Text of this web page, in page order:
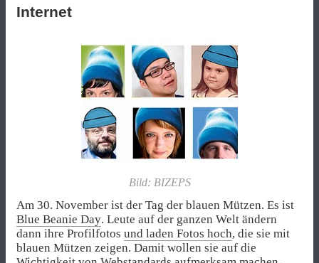
Internet
Bild: BIZEPS
Am 30. November ist der Tag der blauen Mützen. Es ist
Blue Beanie Day. Leute auf der ganzen Welt ändern
dann ihre Profilfotos und laden Fotos hoch, die sie mit
blauen Mützen zeigen. Damit wollen sie auf die